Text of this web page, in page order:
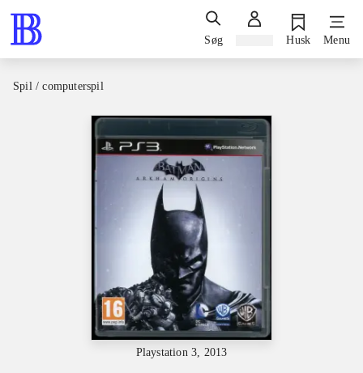
Søg Husk Menu
Spil / computerspil
Playstation 3, 2013